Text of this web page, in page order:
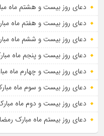
دعای روز بیست و هشتم ماه
دعای روز بیست و هفتم ماه
دعای روز بیست و ششم ماه
دعای روز بیست و پنجم ماه
دعای روز بیست و چهارم ماه
دعای روز بیست و سوم ماه
دعای روز بیست و دوم ماه
دعای روز بیستم ماه مبارک